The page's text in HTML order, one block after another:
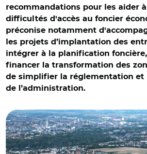
recommandations pour les aider
difficultés d'accès au foncier
préconise notamment
les projets d’implantation des
intégrer à la planification
financer la transformation des
de simplifier la réglementation et
de l’administration.